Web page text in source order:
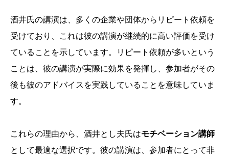
酒井氏の講演は、多くの企業や団体からリピート依頼を
受けており、これは彼の講演が継続的に高い評価を受け
ていることを示しています。リピート依頼が多いという
ことは、彼の講演が実際に効果を発揮し、参加者がその
後も彼のアドバイスを実践していることを意味していま
す。
これらの理由から、酒井とし夫氏はモチベーション講師
として最適な選択です。彼の講演は、参加者にとって非